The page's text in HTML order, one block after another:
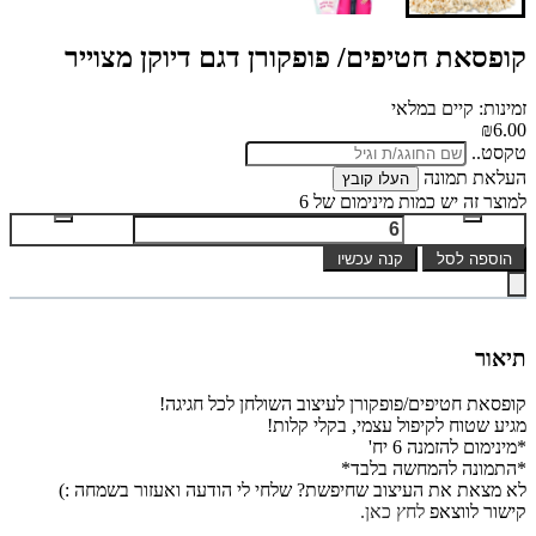
קופסאת חטיפים/ פופקורן דגם דיוקן מצוייר
זמינות: קיים במלאי
₪6.00
טקסט..
העלאת תמונה
העלו קובץ
למוצר זה יש כמות מינימום של 6
הוספה לסל קנה עכשיו
תיאור
קופסאת חטיפים/פופקורן לעיצוב השולחן לכל חגיגה!
מגיע שטוח לקיפול עצמי, בקלי קלות!
*מינימום להזמנה 6 יח'
*התמונה להמחשה בלבד*
לא מצאת את העיצוב שחיפשת? שלחי לי הודעה ואעזור בשמחה :)
קישור לווצאפ לחץ כאן.